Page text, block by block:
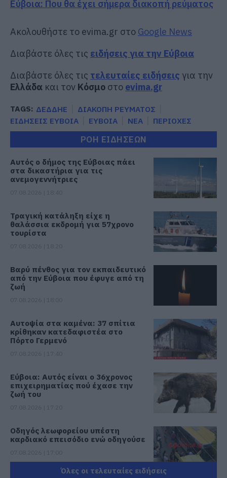
Εύβοια: Που θα έχει σήμερα διακοπή ρεύματος
Ακολουθήστε το evima.gr στο Google News
Διαβάστε όλες τις ειδήσεις για την Εύβοια
Διαβάστε όλες τις τελευταίες ειδήσεις για την
Ελλάδα και τον Κόσμο στο evima.gr
TAGS: ΔΕΔΔΗΕ
ΔΙΑΚΟΠΗ ΡΕΥΜΑΤΟΣ
ΕΙΔΗΣΕΙΣ ΕΥΒΟΙΑ
ΕΥΒΟΙΑ ΝΕΑ ΠΕΡΙΟΧΕΣ
ΡΟΗ ΕΙΔΗΣΕΩΝ
Αυτός ο δήμος της Εύβοιας πάει
στα δικαστήρια για τις
ανεμογεννήτριες
Τραγική κατάληξη είχε η
θαλάσσια εκδρομή για 57χρονο
τουρίστα
Βαρύ πένθος για τον εκπαιδευτικό
από την Εύβοια που έφυγε από τη
ζωή
Αυτοψία στα καμένα: 37 σπίτια
κρίθηκαν κατεδαφιστέα στο
Πόρτο Γερμενό
Εύβοια: Αυτός είναι ο 36χρονος
επιχειρηματίας πού έχασε την
ζωή του
Οδηγός λεωφορείου υπέστη
καρδιακό επεισόδιο ενώ οδηγούσε
Όλες οι τελευταίες ειδήσεις